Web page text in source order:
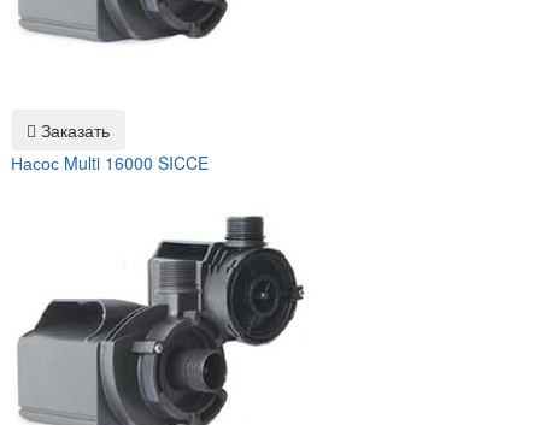
Заказать
Насос Multi 16000 SICCE